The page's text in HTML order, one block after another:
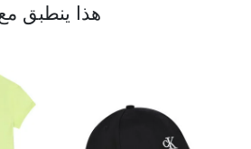
هذا ينطبق